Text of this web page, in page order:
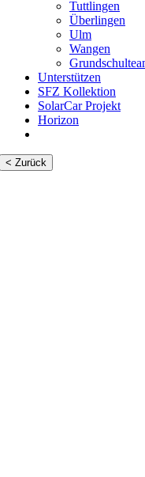
Tuttlingen
Überlingen
Ulm
Wangen
Unterstützen
SFZ Kollektion
SolarCar Projekt
Horizon
< Zurück